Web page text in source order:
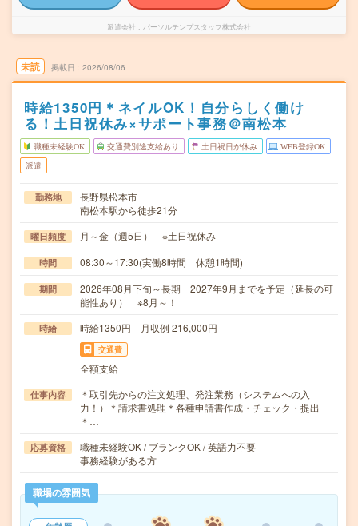
派遣会社 パーソルテンプスタッフ株式会社
未読 掲載日 2026/08/06
時給1350円＊ネイルOK！自分らしく働け
る！土日祝休み×サポート事務＠南松本
職種未経験OK 交通費別途支給あり 土日祝日が休み WEB登録OK
派遣
勤務地
長野県松本市
南松本駅から徒歩21分
曜日頻度 月～金（週5日） ※土日祝休み
時間 08:30～17:30(実働8時間 休憩1時間)
期間
2026年08月下旬～長期 2027年9月までを予定（延長の可
能性あり） ※8月～！
時給 時給1350円 月収例 216,000円
交通費
全額支給
仕事内容
＊取引先からの注文処理、発注業務（システムへの入
力！）＊請求書処理＊各種申請書作成・チェック・提出
＊…
応募資格
職種未経験OK / ブランクOK / 英語力不要
事務経験がある方
職場の雰囲気